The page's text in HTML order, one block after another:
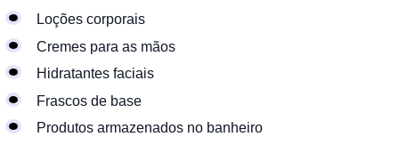
Loções corporais
Cremes para as mãos
Hidratantes faciais
Frascos de base
Produtos armazenados no banheiro